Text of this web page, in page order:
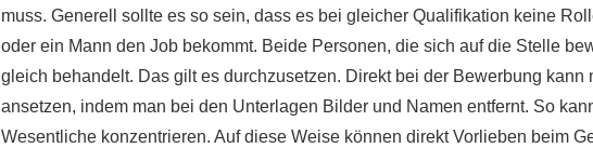
muss. Generell sollte es so sein, dass es bei gleicher Qualifikation keine
oder ein Mann den Job bekommt. Beide Personen, die sich auf die Stelle
gleich behandelt. Das gilt es durchzusetzen. Direkt bei der Bewerbung kann
ansetzen, indem man bei den Unterlagen Bilder und Namen entfernt. So
Wesentliche konzentrieren. Auf diese Weise können direkt Vorlieben beim